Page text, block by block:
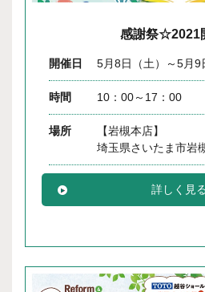
感謝祭☆2021
開催日 5月8日（土）～5月9
時間 10：00～17：00
場所
【岩槻本店】
埼玉県さいたま市岩
詳しく見る